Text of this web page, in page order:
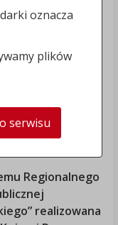
Regionalnego
” realizowana
oznacza
plików
serwisu